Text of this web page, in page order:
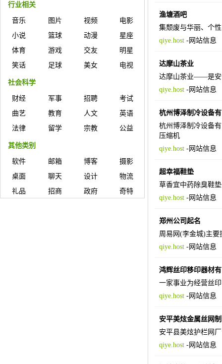
行业相关
音乐 图片 视频
电影
小说
篮球 动漫
星座
体育
游戏 交友
明星
笑话
足球 美女 电视
社会科学
财经 军事 招聘
考试
曲艺
教育 人文
英语
法律
留学 宗教 公益
其他类别
软件 邮箱 博客
摄影
桌面
聊天 设计
物流
礼品
招商 政府 奇特
渔塘酒吧
集颓废与华丽、个
qiye.host-网站信息
达摩山茶业
达摩山茶业——是安
qiye.host-网站信息
杭州博泽制冷设备
杭州博泽制冷设备
压缩机
qiye.host-网站信息
超幸福鞋垫
草香宜中药除臭鞋
qiye.host-网站信息
郑州公司起名
周易网(李金城)主
qiye.host-网站信息
鸿辉丝印移印器材
一家事业为经营丝
qiye.host-网站信息
安平美炫金属丝网
安平县美炫护栏网
qiye.host-网站信息